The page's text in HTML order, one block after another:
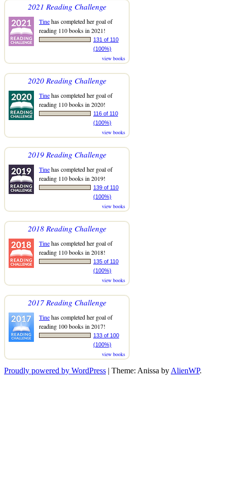
2021 Reading Challenge
Tinehas completed her goal of
reading 110 books in 2021!
131 of 110
(100%)
view books
2020 Reading Challenge
Tinehas completed her goal of
reading 110 books in 2020!
116 of 110
(100%)
view books
2019 Reading Challenge
Tinehas completed her goal of
reading 110 books in 2019!
139 of 110
(100%)
view books
2018 Reading Challenge
Tinehas completed her goal of
reading 110 books in 2018!
135 of 110
(100%)
view books
2017 Reading Challenge
Tinehas completed her goal of
reading 100 books in 2017!
133 of 100
(100%)
view books
Proudly powered by WordPress | Theme: Anissa by AlienWP.